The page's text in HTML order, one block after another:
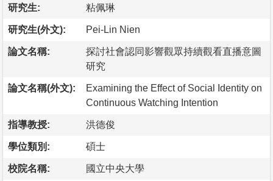
研究生: 粘佩琳
研究生(外文): Pei-Lin Nien
論文名稱:
探討社會認同影響觀眾持續觀看直播意圖
研究
論文名稱(外文):
Examining the Effect of Social Identity on
Continuous Watching Intention
指導教授: 洪德俊
學位類別: 碩士
校院名稱: 國立中央大學